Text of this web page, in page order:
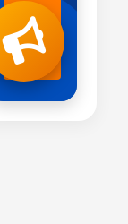
Fale
com
a
gente
!